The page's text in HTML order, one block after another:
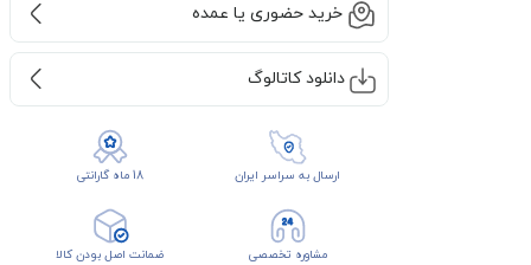
خرید حضوری یا عمده
دانلود کاتالوگ
ارسال به سراسر ایران 18 ماه گارانتی
مشاوره تخصصی ضمانت اصل بودن کالا